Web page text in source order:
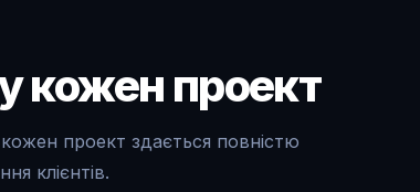
кожен проект
проект здається повністю
клієнтів.